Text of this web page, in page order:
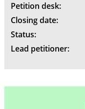
Petition desk:
Closing date:
Status:
Lead petitioner: